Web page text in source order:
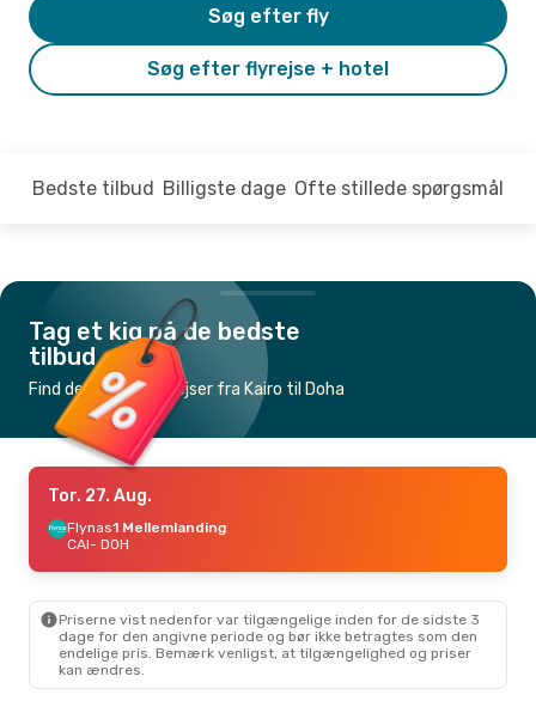
Søg efter flyrejse + hotel
Søg efter fly
Bedste tilbud Billigste dage Ofte stillede spørgsmål
Tag et kig på de bedste
tilbud
Find de billigste flyrejser fra Kairo til Doha
Tor. 27. Aug.
Flynas1 Mellemlanding
CAI- DOH
Priserne vist nedenfor var tilgængelige inden for de sidste 3
dage for den angivne periode og bør ikke betragtes som den
endelige pris. Bemærk venligst, at tilgængelighed og priser
kan ændres.